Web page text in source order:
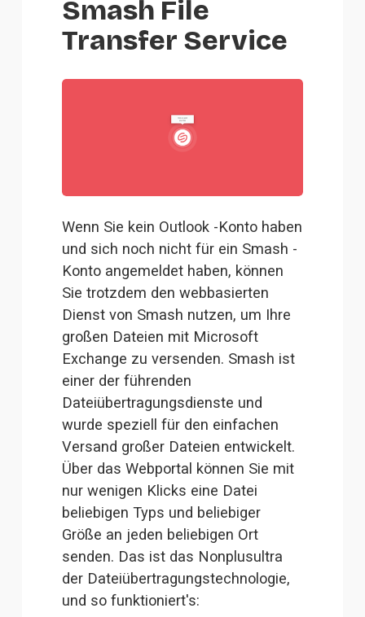
Smash File
Transfer Service
Wenn Sie kein Outlook -Konto haben
und sich noch nicht für ein Smash -
Konto angemeldet haben, können
Sie trotzdem den webbasierten
Dienst von Smash nutzen, um Ihre
großen Dateien mit Microsoft
Exchange zu versenden. Smash ist
einer der führenden
Dateiübertragungsdienste und
wurde speziell für den einfachen
Versand großer Dateien entwickelt.
Über das Webportal können Sie mit
nur wenigen Klicks eine Datei
beliebigen Typs und beliebiger
Größe an jeden beliebigen Ort
senden. Das ist das Nonplusultra
der Dateiübertragungstechnologie,
und so funktioniert's: